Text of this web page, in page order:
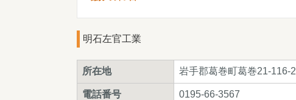
明石左官工業
所在地 岩手郡葛巻町葛巻21-116-2
電話番号 0195-66-3567